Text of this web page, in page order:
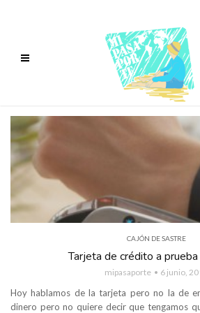
CAJÓN DE SASTRE
Tarjeta de crédito a
mipasaporte 6 junio,
Hoy hablamos de la tarjeta pero no la de
dinero pero no quiere decir que tengamos